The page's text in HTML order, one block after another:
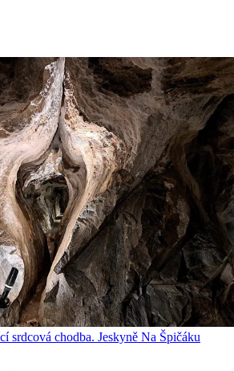
srdcová chodba. Jeskyně Na Špičáku